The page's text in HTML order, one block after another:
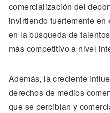
comercialización del
invirtiendo fuertemente
en la búsqueda de
más competitivo a nivel
Además, la creciente
derechos de medios
que se percibían y